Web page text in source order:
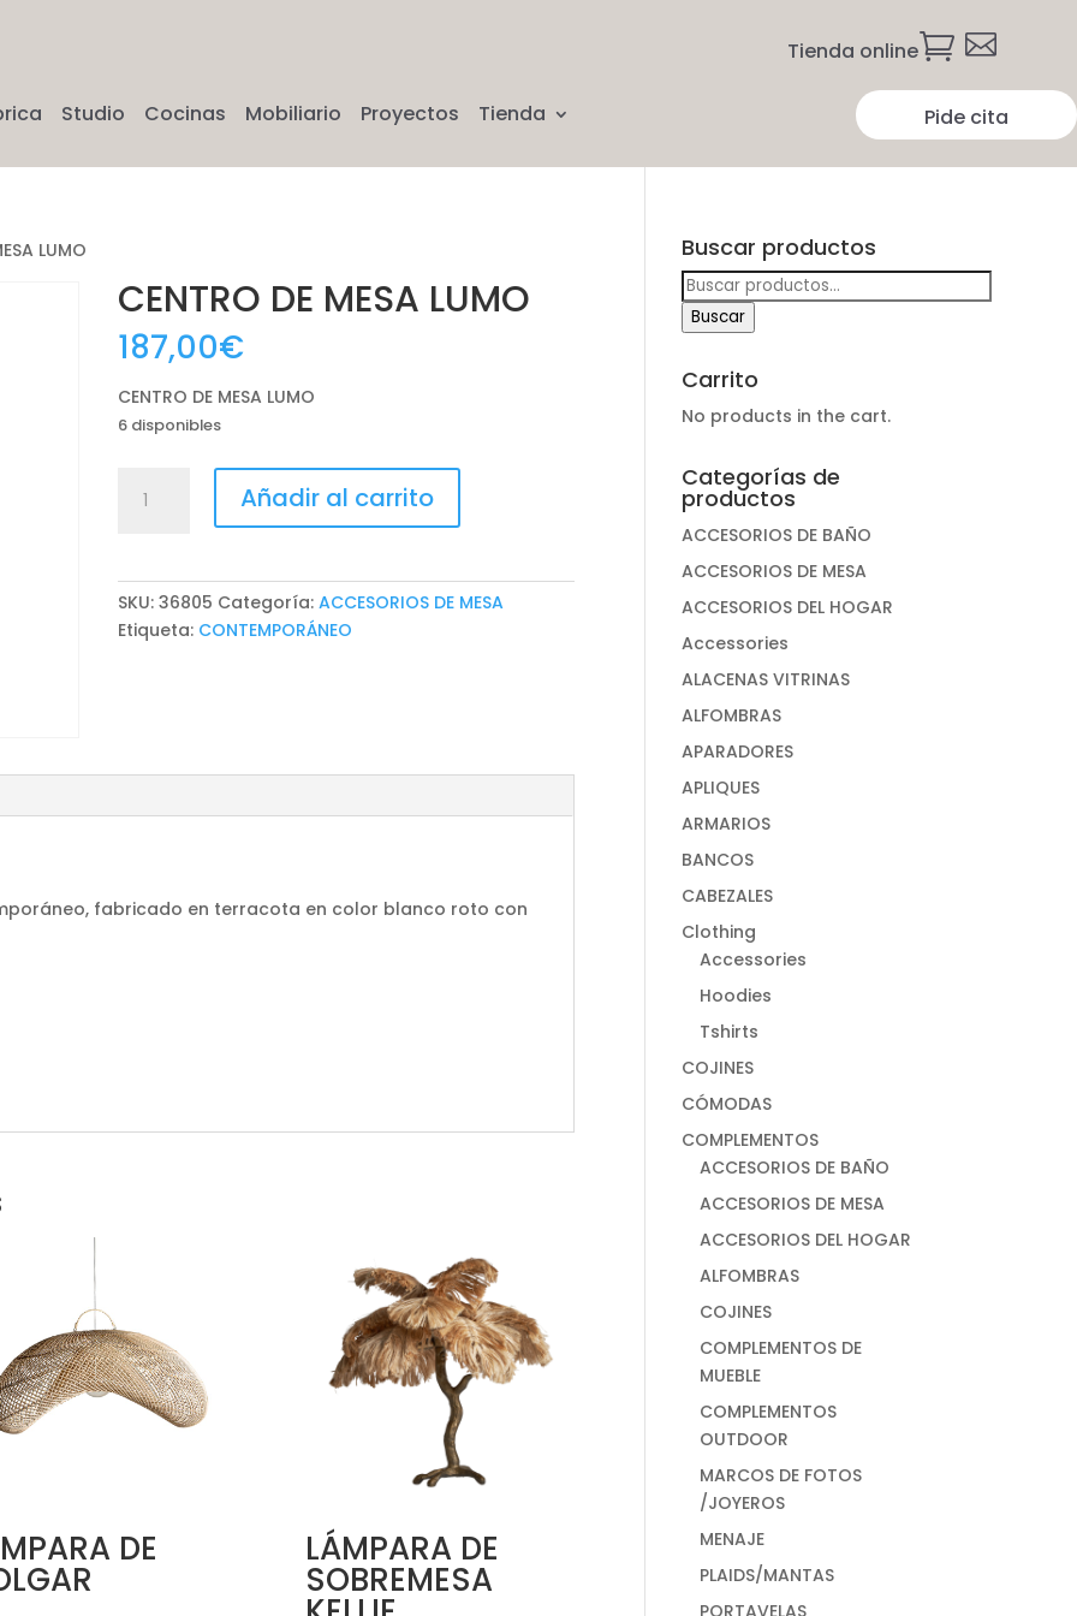
Tienda online 
Studio Cocinas Mobiliario Proyectos Tienda Pide cita
LUMO
CENTRO DE MESA LUMO
187,00€
CENTRO DE MESA LUMO
6 disponibles
cantidad
Añadir al carrito
SKU:36805 Categoría:ACCESORIOS DE MESA
Etiqueta: CONTEMPORÁNEO
fabricado en terracota en color blanco roto con
DE LÁMPARA DE
SOBREMESA
Buscar productos
Buscar
por:
Buscar
Carrito
No products in the cart.
Categorías de
productos
ACCESORIOS DE BAÑO
ACCESORIOS DE MESA
ACCESORIOS DEL HOGAR
Accessories
ALACENAS VITRINAS
ALFOMBRAS
APARADORES
APLIQUES
ARMARIOS
BANCOS
CABEZALES
Clothing
Accessories
Hoodies
Tshirts
COJINES
CÓMODAS
COMPLEMENTOS
ACCESORIOS DE BAÑO
ACCESORIOS DE MESA
ACCESORIOS DEL HOGAR
ALFOMBRAS
COJINES
COMPLEMENTOS DE
MUEBLE
COMPLEMENTOS
OUTDOOR
MARCOS DE FOTOS
/JOYEROS
MENAJE
PLAIDS/MANTAS
PORTAVELAS